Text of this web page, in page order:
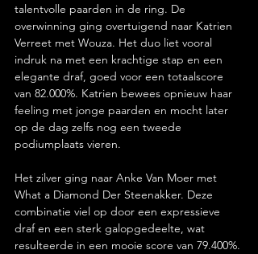
talentvolle paarden in de ring. De
overwinning ging overtuigend naar Katrien
Verreet met Wouza. Het duo liet vooral
indruk na met een krachtige stap en een
elegante draf, goed voor een totaalscore
van 82.000%. Katrien bewees opnieuw haar
feeling met jonge paarden en mocht later
op de dag zelfs nog een tweede
podiumplaats vieren.
Het zilver ging naar Anke Van Moer met
What a Diamond Der Steenakker. Deze
combinatie viel op door een expressieve
draf en een sterk galopgedeelte, wat
resulteerde in een mooie score van 79.400%.